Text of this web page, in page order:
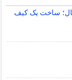
ساخت یک کیف